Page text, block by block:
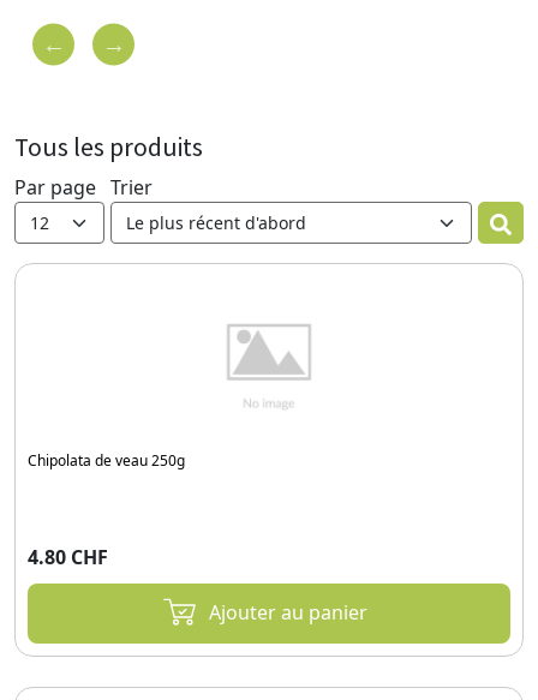
Tous les produits
Par page Trier
Chipolata de veau 250g
4.80 CHF
Ajouter au panier